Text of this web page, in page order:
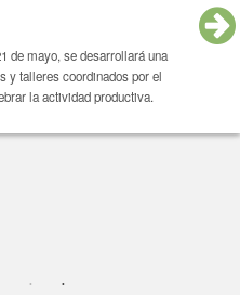
de mayo, se desarrollará una
y talleres coordinados por el
la actividad productiva.